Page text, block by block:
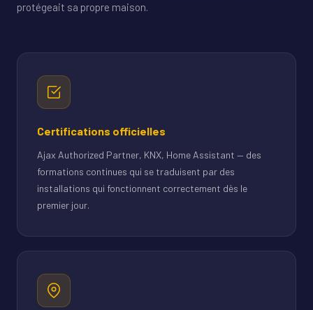
protégeait sa propre maison.
Certifications officielles
Ajax Authorized Partner, KNX, Home Assistant — des
formations continues qui se traduisent par des
installations qui fonctionnent correctement dès le
premier jour.